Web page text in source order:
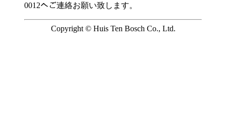
0012へご連絡お願い致します。
Copyright © Huis Ten Bosch Co., Ltd.